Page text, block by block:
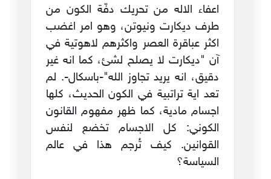
اعفاء الاله من تحريك دفّة الكون من
طرف ديكارت ونيوتن، وهو امر اغضب
اكثر عباقرة العصر واكثرهم لاهوتية في
آن "ديكارت لا يصلح لشئ، كما انه غير
دقيق، انه يريد تجاوز الله"-باسكال-. لم
تعد اية تراتبية في الكون الحديث، كلها
اجسام مادية، كما ظهر مفهوم القانون
الكوني: كل الاجسام تخضع لنفس
القوانين. كيف تُرجم هذا في عالم
السياسة؟